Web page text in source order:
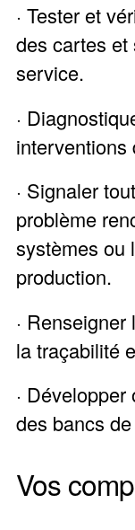
· Tester et
des cartes et
service.
·
interventions
· Signaler
problème
systèmes ou
production.
·
la traçabilité
·
des bancs
Vos